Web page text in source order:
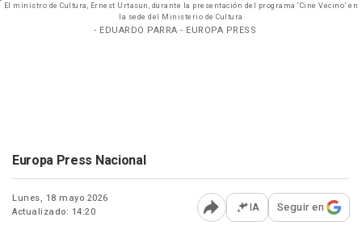
El ministro de Cultura, Ernest Urtasun, durante la presentación del programa ‘Cine Vecino’ en
la sede del Ministerio de Cultura
- EDUARDO PARRA - EUROPA PRESS
Europa Press Nacional
Lunes, 18 mayo 2026
Actualizado: 14:20
Abrir opciones para
IA Seguir en